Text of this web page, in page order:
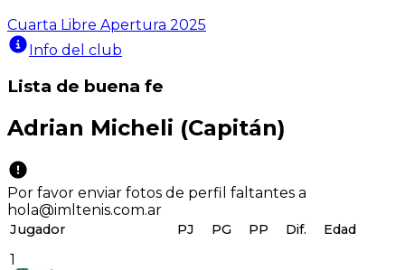
Cuarta Libre Apertura 2025
Info del club
Lista de buena fe
Adrian Micheli (Capitán)
Por favor enviar fotos de perfil faltantes a
hola@imltenis.com.ar
Jugador PJ PG PP Dif. Edad
1